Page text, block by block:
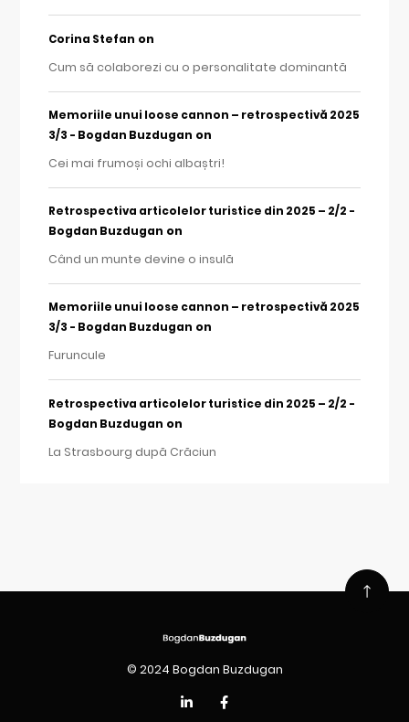
Corina Stefan on
Cum să colaborezi cu o personalitate dominantă
Memoriile unui loose cannon – retrospectivă 2025
3/3 - Bogdan Buzdugan on
Cei mai frumoși ochi albaștri!
Retrospectiva articolelor turistice din 2025 – 2/2 -
Bogdan Buzdugan on
Când un munte devine o insulă
Memoriile unui loose cannon – retrospectivă 2025
3/3 - Bogdan Buzdugan on
Furuncule
Retrospectiva articolelor turistice din 2025 – 2/2 -
Bogdan Buzdugan on
La Strasbourg după Crăciun
© 2024 Bogdan Buzdugan